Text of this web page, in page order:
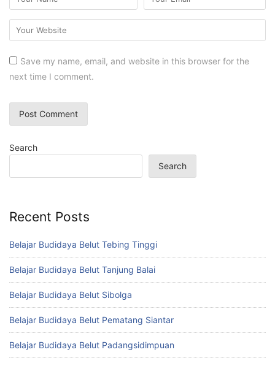
Save my name, email, and website in this browser for the
next time I comment.
Search
Search
Recent Posts
Belajar Budidaya Belut Tebing Tinggi
Belajar Budidaya Belut Tanjung Balai
Belajar Budidaya Belut Sibolga
Belajar Budidaya Belut Pematang Siantar
Belajar Budidaya Belut Padangsidimpuan